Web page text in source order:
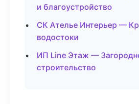
и благоустройство
СК Ателье Интерьер —
водостоки
ИП Line Этаж —
строительство